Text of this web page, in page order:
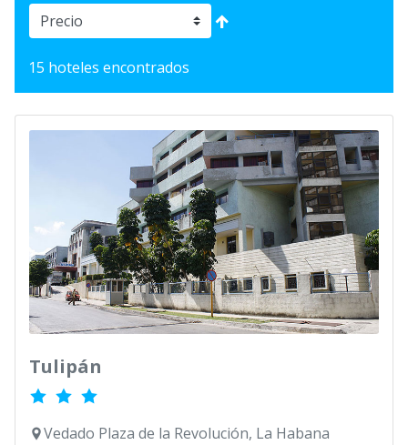
15 hoteles encontrados
Tulipán
Vedado Plaza de la Revolución, La Habana